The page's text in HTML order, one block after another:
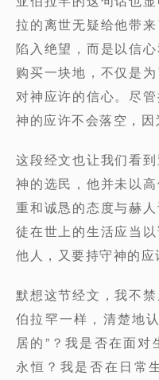
拉的离世无疑给他带
陷入绝望，而是以信
购买一块地，不仅是
对神应许的信心。尽
神的应许不会落空，因
这段经文也让我们看
神的选民，他并未以
重和诚恳的态度与赫
徒在世上的生活应当
他人，又要持守神的应
默想这节经文，我不
伯拉罕一样，清楚地
居的”？我是否在面
永恒？我是否在日常